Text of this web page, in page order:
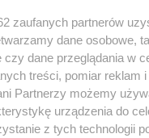
zaufanych partnerów
dane osobowe,
dane przeglądania w
treści, pomiar reklam
Partnerzy możemy
urządzenia do
z tych technologii